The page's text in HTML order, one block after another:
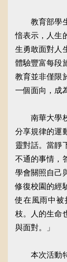
教育部學生
愔表示，人生
生勇敢面對人
體驗豐富每段
教育並非僅限
一個面向，成
南華大學校
分享規律的運
靈對話。當靜
不通的事情，
學會關照自己
修復校園的經
使在風雨中
枝。人的生命
與面對。」
本次活動特